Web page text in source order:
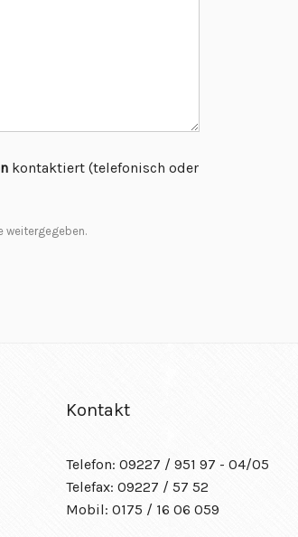
kontaktiert (telefonisch oder
weitergegeben.
Kontakt
Telefon: 09227 / 951 97 - 04/05
Telefax: 09227 / 57 52
Mobil: 0175 / 16 06 059